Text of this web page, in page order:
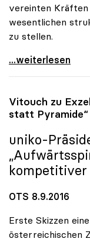
vereinten Kräften
wesentlichen
zu stellen.
uniko zu THE-
...weiterlesen
Vitouch zu
statt Pyramide“
uniko-
OTS 8.9.2016
Erste Skizzen
österreichischen